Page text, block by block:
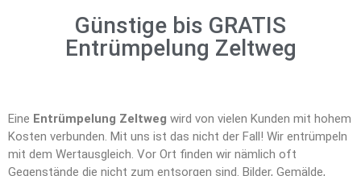
Günstige bis GRATIS
Entrümpelung Zeltweg
Eine Entrümpelung Zeltweg wird von vielen Kunden mit hohem
Kosten verbunden. Mit uns ist das nicht der Fall! Wir entrümpeln
mit dem Wertausgleich. Vor Ort finden wir nämlich oft
Gegenstände die nicht zum entsorgen sind. Bilder, Gemälde,